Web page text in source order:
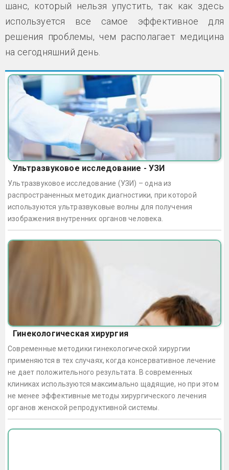
шанс, который нельзя упустить, так как здесь
используется все самое эффективное для
решения проблемы, чем располагает медицина
на сегодняшний день.
Ультразвуковое исследование - УЗИ
Ультразвуковое исследование (УЗИ) – одна из
распространенных методик диагностики, при которой
используются ультразвуковые волны для получения
изображения внутренних органов человека.
Гинекологическая хирургия
Современные методики гинекологической хирургии
применяются в тех случаях, когда консервативное лечение
не дает положительного результата. В современных
клиниках используются максимально щадящие, но при этом
не менее эффективные методы хирургического лечения
органов женской репродуктивной системы.